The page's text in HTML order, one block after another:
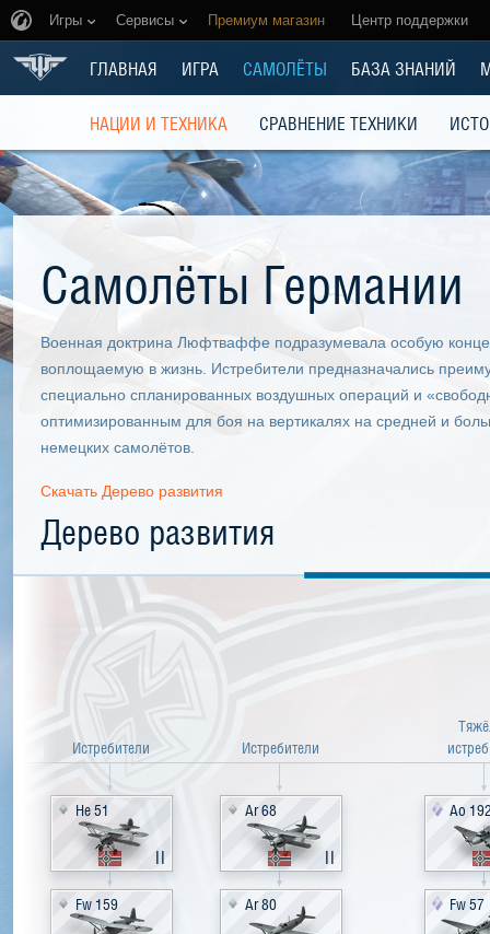
Игры Сервисы Премиум магазин Центр поддержки
ГЛАВНАЯ ИГРА САМОЛЁТЫ БАЗА ЗНАНИЙ
НАЦИИ И ТЕХНИКА СРАВНЕНИЕ ТЕХНИКИ
Самолёты Германии
Военная доктрина Люфтваффе подразумевала особую
воплощаемую в жизнь. Истребители предназначались
специально спланированных воздушных операций и
оптимизированным для боя на вертикалях на средней и
немецких самолётов.
Скачать Дерево развития
Дерево развития
Истребители
He 51
II
Fw 159
Истребители
Ar 68
II
Ar 80
Ao
Fw 57